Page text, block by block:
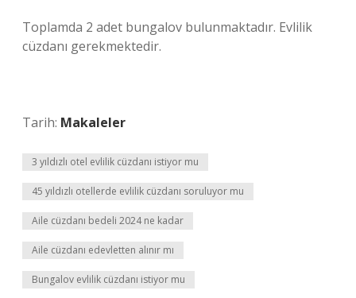
Toplamda 2 adet bungalov bulunmaktadır. Evlilik
cüzdanı gerekmektedir.
Tarih: Makaleler
3 yıldızlı otel evlilik cüzdanı istiyor mu
45 yıldızlı otellerde evlilik cüzdanı soruluyor mu
Aile cüzdanı bedeli 2024 ne kadar
Aile cüzdanı edevletten alınır mı
Bungalov evlilik cüzdanı istiyor mu